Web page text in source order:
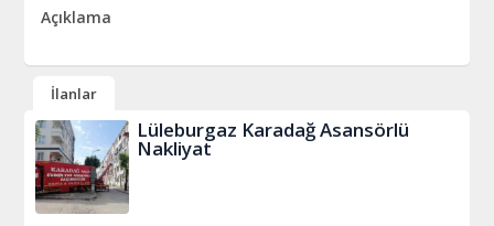
Açıklama
İlanlar
Lüleburgaz Karadağ Asansörlü
Nakliyat